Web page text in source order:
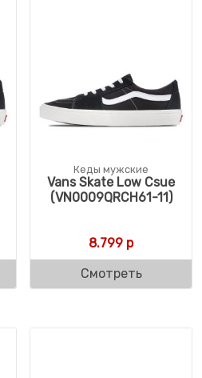
Кеды мужские
Vans Skate Low Csue
(VN0009QRCH61-11)
8.799 р
Смотреть